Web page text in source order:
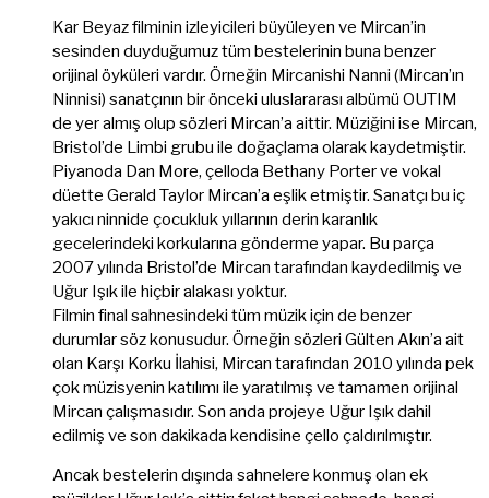
Kar Beyaz filminin izleyicileri büyüleyen ve Mircan’in
sesinden duyduğumuz tüm bestelerinin buna benzer
orijinal öyküleri vardır. Örneğin Mircanishi Nanni (Mircan’ın
Ninnisi) sanatçının bir önceki uluslararası albümü OUTIM
de yer almış olup sözleri Mircan’a aittir. Müziğini ise Mircan,
Bristol’de Limbi grubu ile doğaçlama olarak kaydetmiştir.
Piyanoda Dan More, çelloda Bethany Porter ve vokal
düette Gerald Taylor Mircan’a eşlik etmiştir. Sanatçı bu iç
yakıcı ninnide çocukluk yıllarının derin karanlık
gecelerindeki korkularına gönderme yapar. Bu parça
2007 yılında Bristol’de Mircan tarafından kaydedilmiş ve
Uğur Işık ile hiçbir alakası yoktur.
Filmin final sahnesindeki tüm müzik için de benzer
durumlar söz konusudur. Örneğin sözleri Gülten Akın’a ait
olan Karşı Korku İlahisi, Mircan tarafından 2010 yılında pek
çok müzisyenin katılımı ile yaratılmış ve tamamen orijinal
Mircan çalışmasıdır. Son anda projeye Uğur Işık dahil
edilmiş ve son dakikada kendisine çello çaldırılmıştır.
Ancak bestelerin dışında sahnelere konmuş olan ek